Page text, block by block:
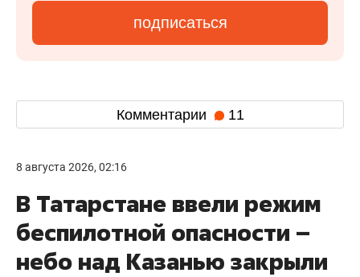
подписаться
Комментарии 11
8 августа 2026, 02:16
В Татарстане ввели режим
беспилотной опасности –
небо над Казанью закрыли